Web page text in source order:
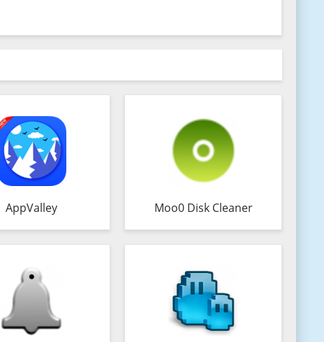
AppValley Moo0 Disk Cleaner